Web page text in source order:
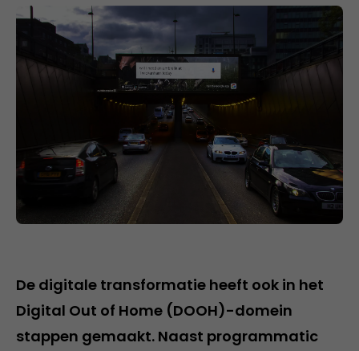
De digitale transformatie heeft ook in het
Digital Out of Home (DOOH)-domein
stappen gemaakt. Naast programmatic